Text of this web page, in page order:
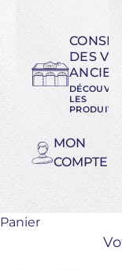
DES
DÉCOUVREZ
LES
PRODUITS
MON
COMPTE
Panier